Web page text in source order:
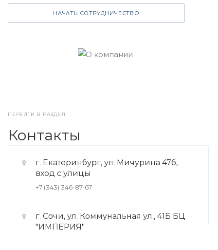
НАЧАТЬ СОТРУДНИЧЕСТВО
ПЕРЕЙТИ В РАЗДЕЛ
Контакты
г. Екатеринбург, ул. Мичурина 47б,
вход с улицы
+7 (343) 346-87-67
г. Сочи, ул. Коммунальная ул., 41Б БЦ
"ИМПЕРИЯ"